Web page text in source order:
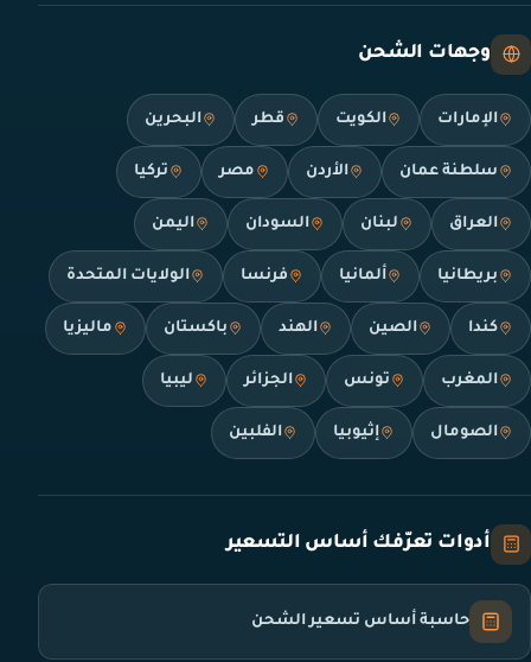
وجهات الشحن
الإمارات الكويت قطر البحرين
سلطنة عمان الأردن مصر تركيا
العراق لبنان السودان اليمن
بريطانيا ألمانيا فرنسا الولايات المتحدة
كندا الصين الهند باكستان ماليزيا
المغرب تونس الجزائر ليبيا
الصومال إثيوبيا الفلبين
أدوات تعرّفك أساس التسعير
حاسبة أساس تسعير الشحن